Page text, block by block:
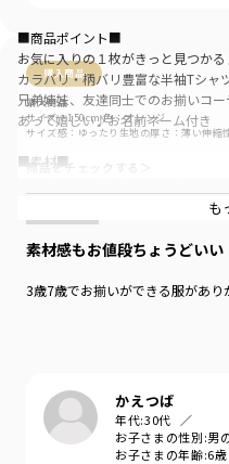
購入商品
購入商品
サイズ感 ：ゆったり 生地の厚さ ：薄い伸縮
サイズ：150cm色：オレンジ
商品をチェックする＞
素材感もお値段ちょうどいい
3歳7歳でお揃いができる服があ
かえつば
年代:30代
お子さまの性別:男
お子さまの年齢:6歳
■商品ポイント■
お気に入りの１枚がきっと見つか
カラバリ・柄バリ豊富な半袖Tシャ
兄弟姉妹、友達同士でのお揃いコ
あって嬉しい♪お名前ネーム付き
■素材■
肌触りが良くお子様のお肌にも安心
※生地の特性上、若干のムラがご
あらかじめご了承ください
■DRCbranshesとは?■
『毎日着て欲しい』
そんな思いを込めてブランシェスから
デイリーウェアをご提案する新レー
も